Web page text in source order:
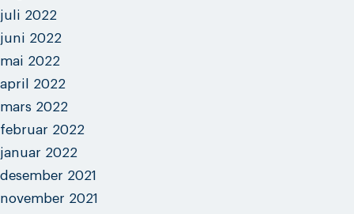
juli 2022
juni 2022
mai 2022
april 2022
mars 2022
februar 2022
januar 2022
desember 2021
november 2021